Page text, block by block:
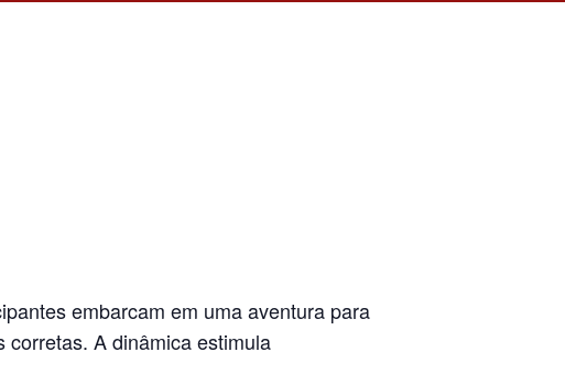
embarcam em uma aventura para
A dinâmica estimula